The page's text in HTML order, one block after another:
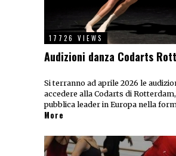
17726 VIEWS
Audizioni danza Codarts
Si terranno ad aprile 2026 le
accedere alla Codarts di
pubblica leader in Europa nella
More